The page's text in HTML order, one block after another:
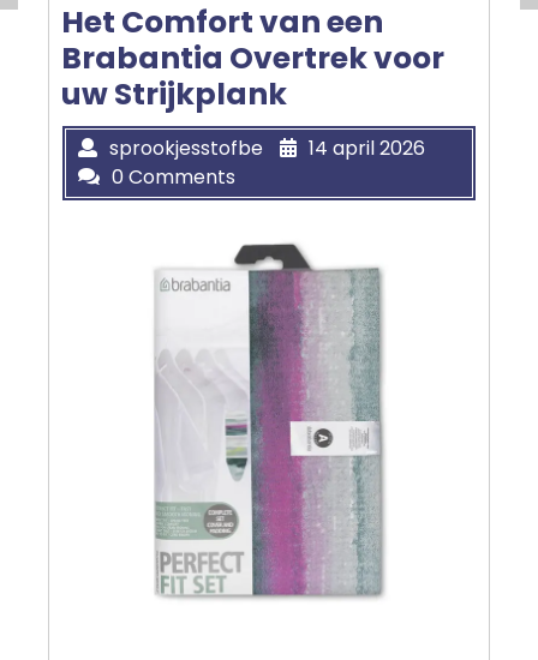
Het Comfort van een
Brabantia Overtrek voor
uw Strijkplank
sprookjesstofbe
14 april 2026
0 Comments